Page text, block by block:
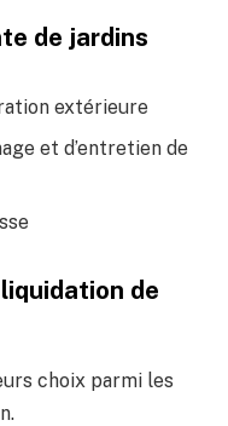
de jardins
extérieure
et d’entretien de
de
choix parmi les